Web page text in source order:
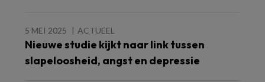
5 MEI 2025 ACTUEEL
Nieuwe studie kijkt naar link tussen
slapeloosheid, angst en depressie